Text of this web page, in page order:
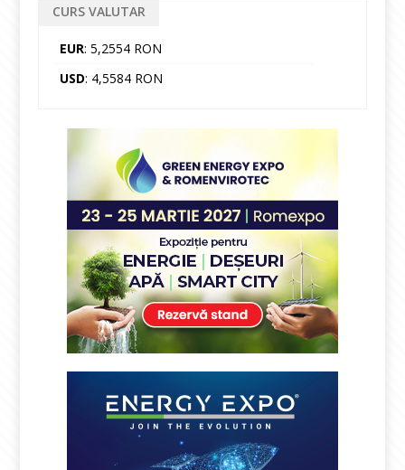
CURS VALUTAR
EUR: 5,2554 RON
USD: 4,5584 RON